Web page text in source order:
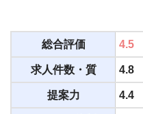
総合評価 4.5
求人件数・質 4.8
提案力 4.4